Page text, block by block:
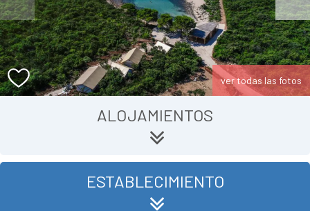
ver todas las fotos
ALOJAMIENTOS
ESTABLECIMIENTO